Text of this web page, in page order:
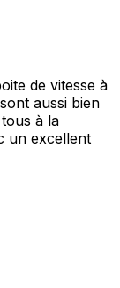
de vitesse à
aussi bien
à la
un excellent